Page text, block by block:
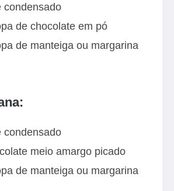
condensado
de chocolate em pó
de manteiga ou margarina
condensado
meio amargo picado
de manteiga ou margarina